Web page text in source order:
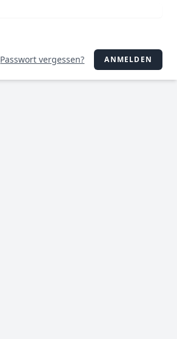
Passwort vergessen? ANMELDEN